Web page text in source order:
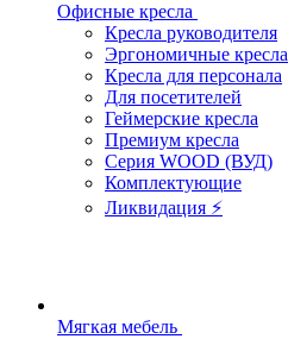
Офисные кресла
Кресла руководителя
Эргономичные кресла
Кресла для персонала
Для посетителей
Геймерские кресла
Премиум кресла
Серия WOOD (ВУД)
Комплектующие
Ликвидация ⚡
Мягкая мебель